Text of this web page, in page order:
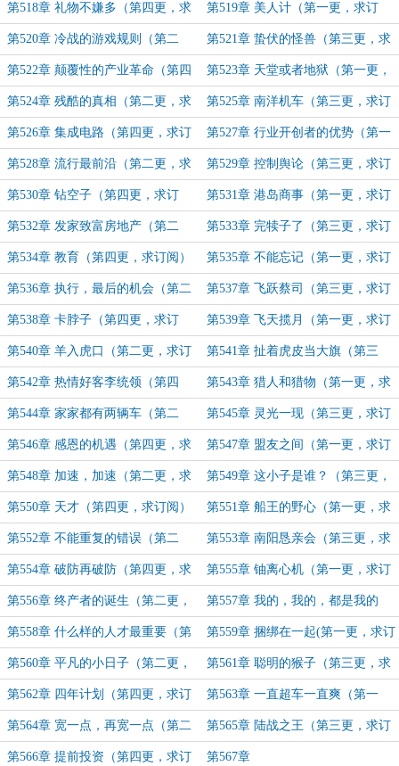
更，求订阅） 阅）
第518章 礼物不嫌多（第四更，求
订阅）
第519章 美人计（第一更，求订
阅）
第520章 冷战的游戏规则（第二
更，求订阅）
第521章 蛰伏的怪兽（第三更，求
订阅）
第522章 颠覆性的产业革命（第四
更，求订阅）
第523章 天堂或者地狱（第一更，
求订阅）
第524章 残酷的真相（第二更，求
订阅）
第525章 南洋机车（第三更，求订
阅）
第526章 集成电路（第四更，求订
阅）
第527章 行业开创者的优势（第一
更，求订阅）
第528章 流行最前沿（第二更，求
订阅）
第529章 控制舆论（第三更，求订
阅）
第530章 钻空子（第四更，求订
阅）
第531章 港岛商事（第一更，求订
阅）
第532章 发家致富房地产（第二
更，求订阅）
第533章 完犊子了（第三更，求订
阅）
第534章 教育（第四更，求订阅） 第535章 不能忘记（第一更，求订
阅）
第536章 执行，最后的机会（第二
更，求订阅）
第537章 飞跃蔡司（第三更，求订
阅）
第538章 卡脖子（第四更，求订
阅）
第539章 飞天揽月（第一更，求订
阅）
第540章 羊入虎口（第二更，求订
阅）
第541章 扯着虎皮当大旗（第三
更，求订阅）
第542章 热情好客李统领（第四
更，求订阅）
第543章 猎人和猎物（第一更，求
订阅）
第544章 家家都有两辆车（第二
更，求订阅）
第545章 灵光一现（第三更，求订
阅）
第546章 感恩的机遇（第四更，求
订阅）
第547章 盟友之间（第一更，求订
阅）
第548章 加速，加速（第二更，求
订阅）
第549章 这小子是谁？（第三更，
求订阅）
第550章 天才（第四更，求订阅） 第551章 船王的野心（第一更，求
订阅）
第552章 不能重复的错误（第二
更，求订阅）
第553章 南阳恳亲会（第三更，求
订阅）
第554章 破防再破防（第四更，求
订阅）
第555章 铀离心机（第一更，求订
阅）
第556章 终产者的诞生（第二更，
求订阅）
第557章 我的，我的，都是我的
（第三更，求订阅）
第558章 什么样的人才最重要（第
四更，求订阅）
第559章 捆绑在一起(第一更，求订
阅)
第560章 平凡的小日子（第二更，
求订阅）
第561章 聪明的猴子（第三更，求
订阅）
第562章 四年计划（第四更，求订
阅）
第563章 一直超车一直爽（第一
更，求订阅）
第564章 宽一点，再宽一点（第二
更，求订阅）
第565章 陆战之王（第三更，求订
阅）
第566章 提前投资（第四更，求订 第567章